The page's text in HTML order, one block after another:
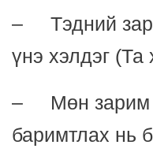
– Тэдний
үнэ хэлдэг
– Мөн зарим
баримтлах нь